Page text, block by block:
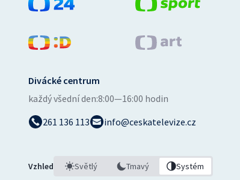
Divácké centrum
každý všední den:8:00—16:00 hodin
261 136 113
info@ceskatelevize.cz
Vzhled Světlý Tmavý Systém